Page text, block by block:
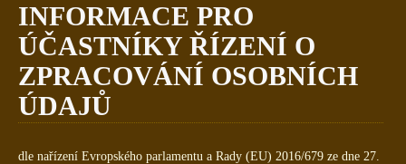
INFORMACE PRO
ÚČASTNÍKY ŘÍZENÍ O
ZPRACOVÁNÍ OSOBNÍCH
ÚDAJŮ
dle nařízení Evropského parlamentu a Rady (EU) 2016/679 ze dne 27.